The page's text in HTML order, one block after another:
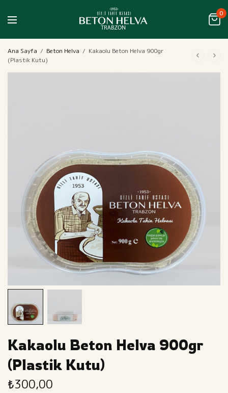
0
Ana Sayfa / Beton Helva / Kakaolu Beton Helva 900gr
(Plastik Kutu)
Kakaolu Beton Helva 900gr
(Plastik Kutu)
₺300,00